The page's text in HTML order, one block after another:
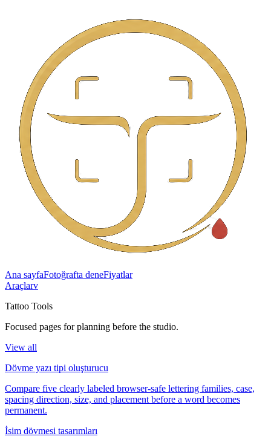
Ana sayfaFotoğrafta deneFiyatlar
Araçlarv
Tattoo Tools
Focused pages for planning before the studio.
View all
Dövme yazı tipi oluşturucu
Compare five clearly labeled browser-safe lettering families, case,
spacing direction, size, and placement before a word becomes
permanent.
İsim dövmesi tasarımları